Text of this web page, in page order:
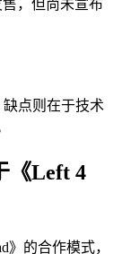
售，但尚未宣布
点则在于技术
《Left 4
》的合作模式，